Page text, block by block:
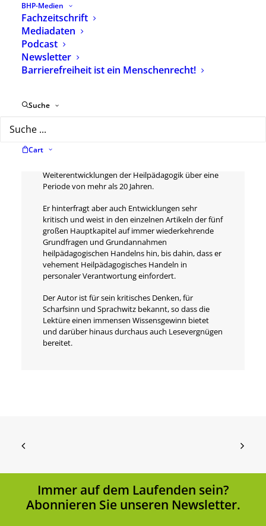
BHP-Medien
Fachzeitschrift
Mediadaten
Podcast
Newsletter
Barrierefreiheit ist ein Menschenrecht!
Suche
Cart
Beschreibung
Kontext, Perspektivische Orientierung, Dialogische
E. Kobi die gesamte Bandbreite der Inhalte,
Weiterentwicklungen der Heilpädagogik über eine
Periode von mehr als 20 Jahren.
Er hinterfragt aber auch Entwicklungen sehr
kritisch und weist in den einzelnen Artikeln der fünf
großen Hauptkapitel auf immer wiederkehrende
Grundfragen und Grundannahmen
heilpädagogischen Handelns hin, bis dahin, dass er
vehement Heilpädagogisches Handeln in
personaler Verantwortung einfordert.
Der Autor ist für sein kritisches Denken, für
Scharfsinn und Sprachwitz bekannt, so dass die
Lektüre einen immensen Wissensgewinn bietet
und darüber hinaus durchaus auch Lesevergnügen
bereitet.
Immer auf dem Laufenden sein?
Abonnieren Sie unseren Newsletter.